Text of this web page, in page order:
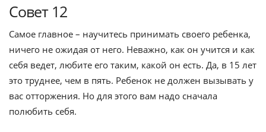
Совет 12
Самое главное – научитесь принимать своего ребенка,
ничего не ожидая от него. Неважно, как он учится и как
себя ведет, любите его таким, какой он есть. Да, в 15 лет
это труднее, чем в пять. Ребенок не должен вызывать у
вас отторжения. Но для этого вам надо сначала
полюбить себя.